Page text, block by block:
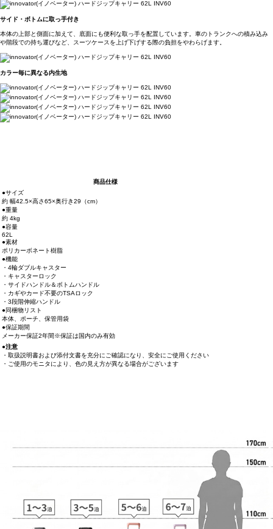
サイド・ボトムに取っ手付き
本体の上部と側面に加えて、底面にも便利な取っ手を配置しています。車のトランクへの積み込み
や階段での持ち運びなど、スーツケースを上げ下げする際の負担をやわらげます。
カラー毎に異なる内生地
商品仕様
●サイズ
約 幅42.5×高さ65×奥行き29（cm）
●重量
約 4kg
●容量
62L
●素材
ポリカーボネート樹脂
●機能
・4輪ダブルキャスター
・キャスターロック
・サイドハンドル＆ボトムハンドル
・カギやカード不要のTSAロック
・3段階伸縮ハンドル
●同梱物リスト
本体、ポーチ、保管用袋
●保証期間
メーカー保証2年間※保証は国内のみ有効
●注意
・取扱説明書および添付文書を充分にご確認になり、安全にご使用ください
・ご使用のモニタにより、色の見え方が異なる場合がございます